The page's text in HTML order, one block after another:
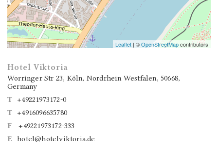
Leaflet | ©OpenStreetMapcontributors
Hotel Viktoria
Worringer Str 23, Köln, Nordrhein Westfalen, 50668,
Germany
T +49221973172-0
T +4916096635780
F
+49221973172-333
E
hotel@hotelviktoria.de